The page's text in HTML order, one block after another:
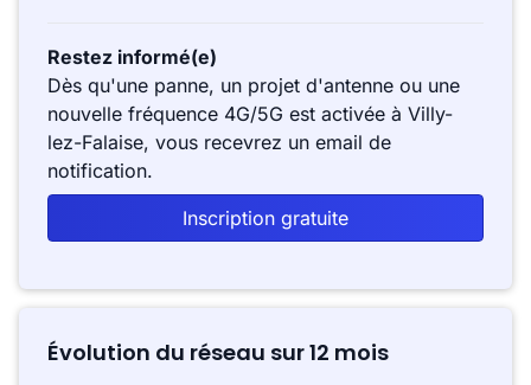
Restez informé(e)
Dès qu'une panne, un projet d'antenne ou une
nouvelle fréquence 4G/5G est activée à Villy-
lez-Falaise, vous recevrez un email de
notification.
Inscription gratuite
Évolution du réseau sur 12 mois